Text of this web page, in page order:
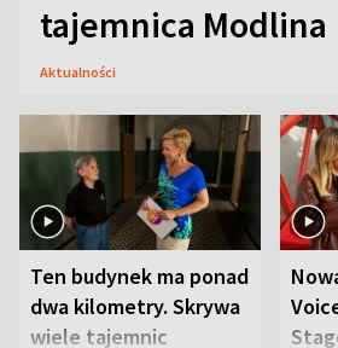
tajemnica Modlina
Aktualności
Ten budynek ma ponad
dwa kilometry. Skrywa
wiele tajemnic